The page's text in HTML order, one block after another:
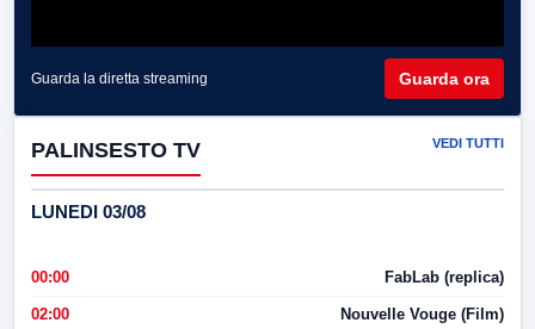
Guarda la diretta streaming Guarda ora
PALINSESTO TV VEDI TUTTI
LUNEDI 03/08
00:00 FabLab (replica)
02:00 Nouvelle Vouge (Film)